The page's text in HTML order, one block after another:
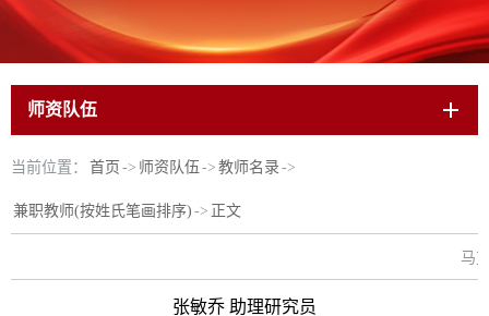
师资队伍
当前位置： 首页 -> 师资队伍 -> 教师名录 ->
兼职教师(按姓氏笔画排序) -> 正文
马
张敏乔 助理研究员